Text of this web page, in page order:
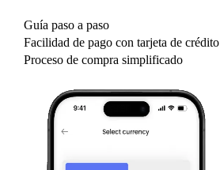
Guía paso a paso
Facilidad de pago con tarjeta de crédito
Proceso de compra simplificado